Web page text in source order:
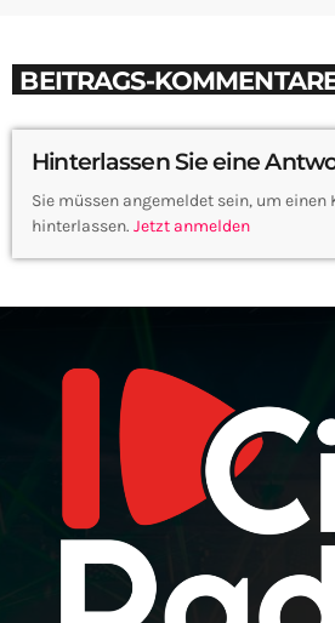
BEITRAGS-
Hinterlassen Sie eine
Sie müssen angemeldet sein, um einen
hinterlassen. Jetzt anmelden